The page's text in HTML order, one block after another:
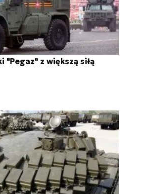
"Pegaz" z większą siłą